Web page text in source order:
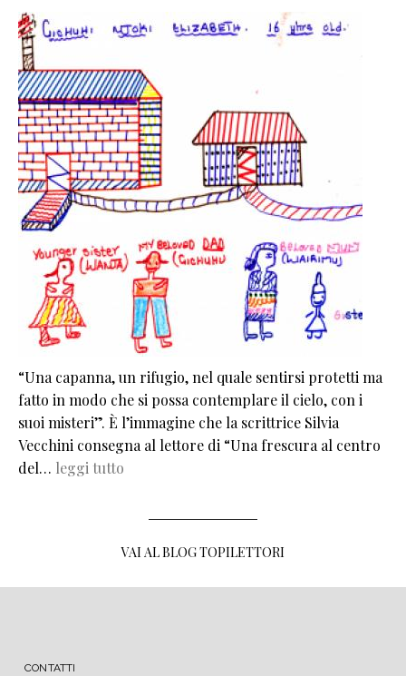
“Una capanna, un rifugio, nel quale sentirsi protetti ma
fatto in modo che si possa contemplare il cielo, con i
suoi misteri”. È l’immagine che la scrittrice Silvia
Vecchini consegna al lettore di “Una frescura al centro
del… leggi tutto
VAI AL BLOG TOPILETTORI
MENU FOOTER
CONTATTI